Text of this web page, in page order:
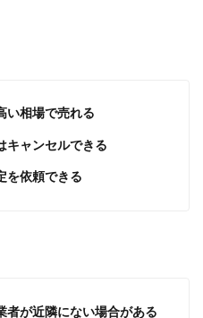
い相場で売れる
キャンセルできる
を依頼できる
者が近隣にない場合がある